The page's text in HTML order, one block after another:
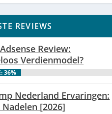
REVIEWS
Review:
Verdienmodel?
36%
Nederland Ervaringen:
[2026]